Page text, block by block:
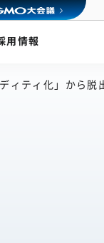
用情報
ィティ化」から脱